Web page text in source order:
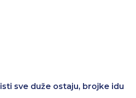
sve duže ostaju, brojke idu